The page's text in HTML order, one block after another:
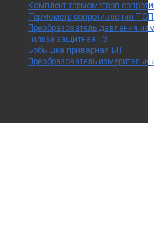
Комплект термометров
Термометр сопротивления
Преобразователь давления
Гильза защитная ГЗ
Бобышка приварная БП
Преобразователь